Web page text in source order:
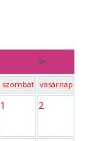
>
szombat vasárnap
1 2